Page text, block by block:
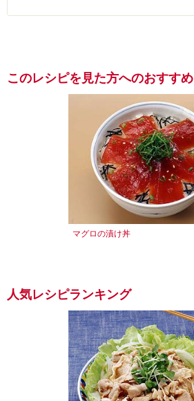
このレシピを見た方へのおすすめ
マグロの漬け丼
人気レシピランキング